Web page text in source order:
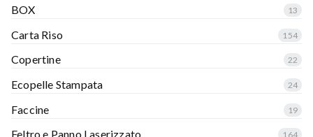
BOX 13
Carta Riso 154
Copertine 22
Ecopelle Stampata 24
Faccine 19
Feltro e Panno Laserizzato 164